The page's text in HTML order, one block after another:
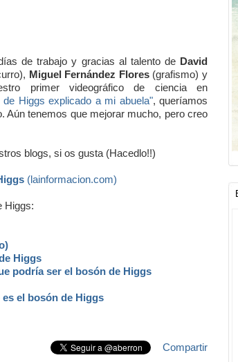
de trabajo y gracias al talento de David
Miguel Fernández Flores(grafismo) y
primer videográfico de ciencia en
de Higgs explicado a mi abuela", queríamos
Aún tenemos que mejorar mucho, pero creo
blogs, si os gusta (Hacedlo!!)
(lainformacion.com)
Higgs:
Higgs
podría ser el bosón de Higgs
el bosón de Higgs
Compartir